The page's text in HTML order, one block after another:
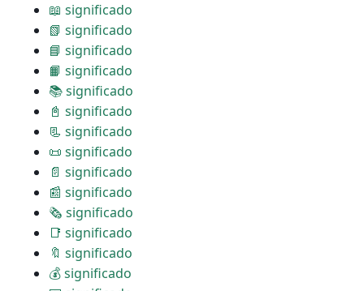
📖 significado
📗 significado
📘 significado
📙 significado
📚 significado
📓 significado
📃 significado
📜 significado
📄 significado
📰 significado
🗞 significado
📑 significado
🔖 significado
💰 significado